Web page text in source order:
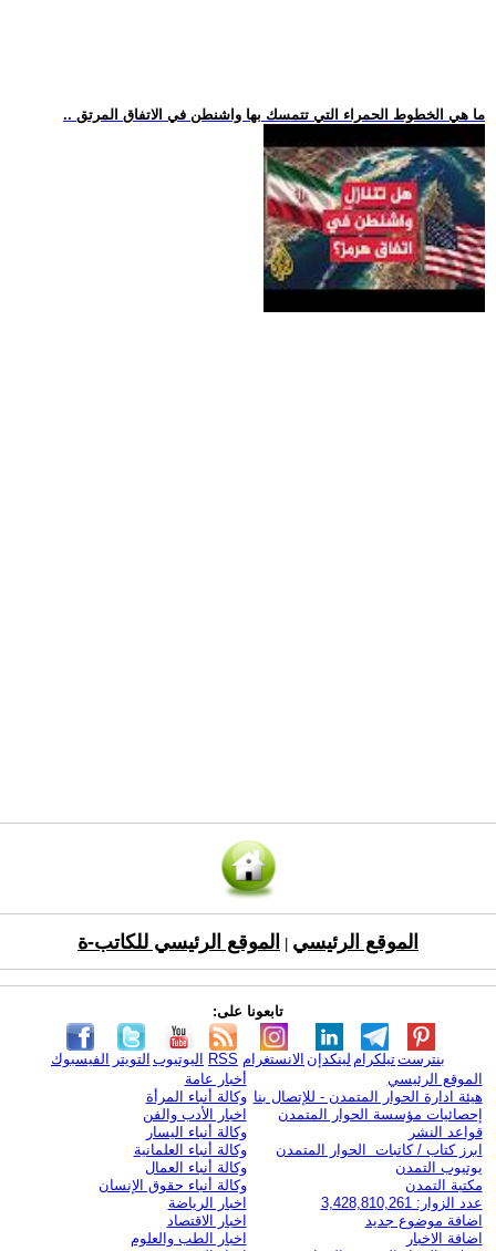
.. ما هي الخطوط الحمراء التي تتمسك بها واشنطن في الاتفاق المرتق
الموقع الرئيسي الموقع الرئيسي للكاتب-ة
تابعونا على:
الفيسبوك التويتر اليوتيوب RSS الانستغرام لينكدإن تيلكرامبنترست
الموقع الرئيسي
هيئة ادارة الحوار المتمدن - للإتصال بنا
إحصائيات مؤسسة الحوار المتمدن
قواعد النشر
ابرز كتاب / كاتبات الحوار المتمدن
يوتيوب التمدن
مكتبة التمدن
عدد الزوار: 3,428,810,261
اضافة موضوع جديد
اضافة الاخبار
أخبار عامة
وكالة أنباء المرأة
اخبار الأدب والفن
وكالة أنباء اليسار
وكالة أنباء العلمانية
وكالة أنباء العمال
وكالة أنباء حقوق الإنسان
اخبار الرياضة
اخبار الاقتصاد
اخبار الطب والعلوم